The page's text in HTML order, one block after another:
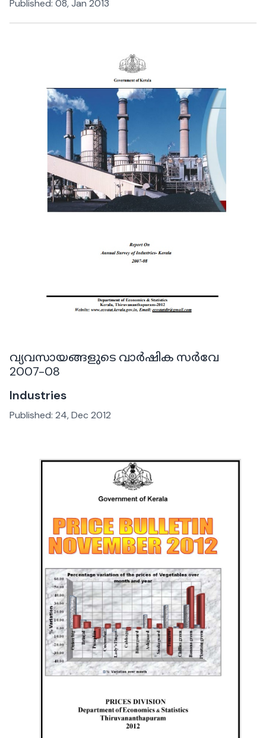
Published: 08, Jan 2013
വ്യവസായങ്ങളുടെ വാർഷിക സർവേ
2007-08
Industries
Published: 24, Dec 2012